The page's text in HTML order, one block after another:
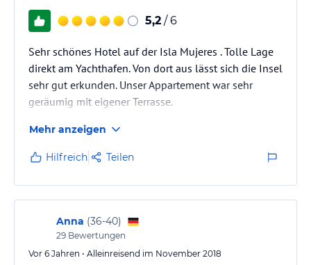
5,2 / 6
Sehr schönes Hotel auf der Isla Mujeres . Tolle Lage
direkt am Yachthafen. Von dort aus lässt sich die Insel
sehr gut erkunden. Unser Appartement war sehr
geräumig mit eigener Terrasse.
Mehr anzeigen
Hilfreich Teilen
Anna (36-40)
29 Bewertungen
Vor 6 Jahren • Alleinreisend im November 2018